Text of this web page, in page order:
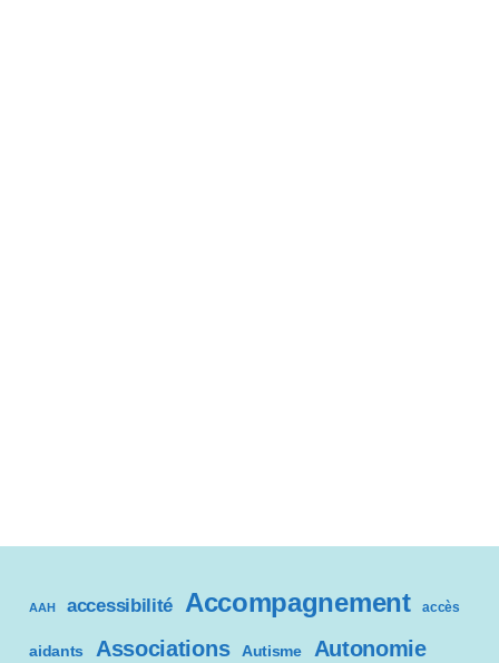
AAH accessibilité Accompagnement accès
aidants Associations Autisme Autonomie